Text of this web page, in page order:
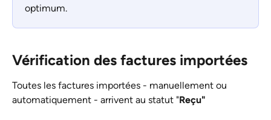
optimum.
Vérification des factures importées
Toutes les factures importées - manuellement ou
automatiquement - arrivent au statut "Reçu"